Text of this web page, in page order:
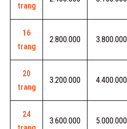
trang
16
trang
2.800.000 3.800.000
20
trang
3.200.000 4.400.000
24
3.600.000 5.000.000